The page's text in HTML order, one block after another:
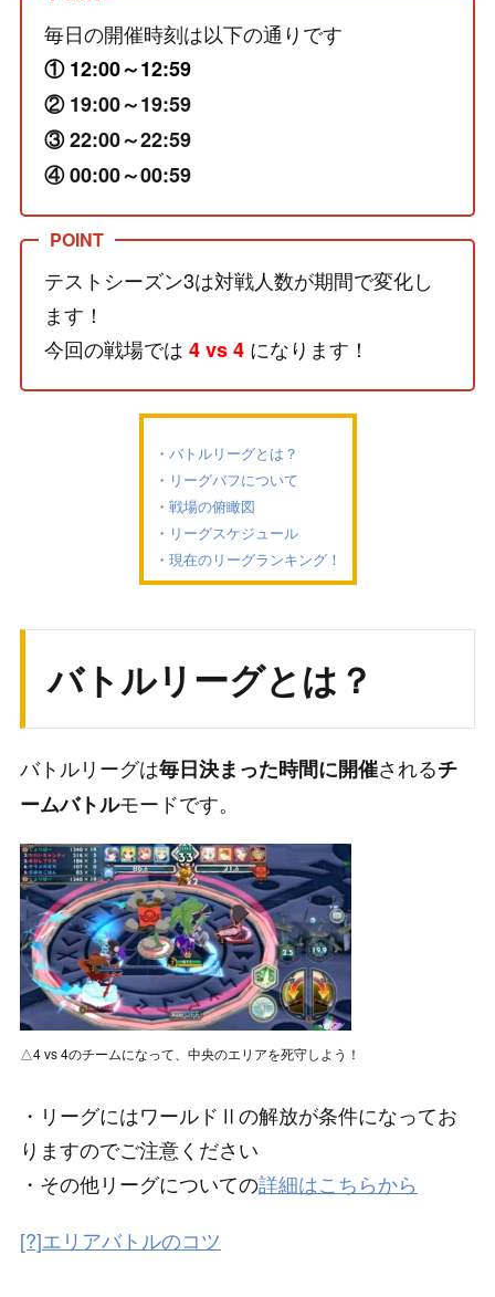
毎日の開催時刻は以下の通りです
① 12:00～12:59
② 19:00～19:59
③ 22:00～22:59
④ 00:00～00:59
テストシーズン3は対戦人数が期間で変化し
ます！
今回の戦場では 4 vs 4 になります！
バトルリーグとは？
リーグバフについて
戦場の俯瞰図
リーグスケジュール
現在のリーグランキング！
バトルリーグとは？
バトルリーグは毎日決まった時間に開催されるチ
ームバトルモードです。
△4 vs 4のチームになって、中央のエリアを死守しよう！
・リーグにはワールドⅡの解放が条件になってお
りますのでご注意ください
・その他リーグについての詳細はこちらから
[?]エリアバトルのコツ